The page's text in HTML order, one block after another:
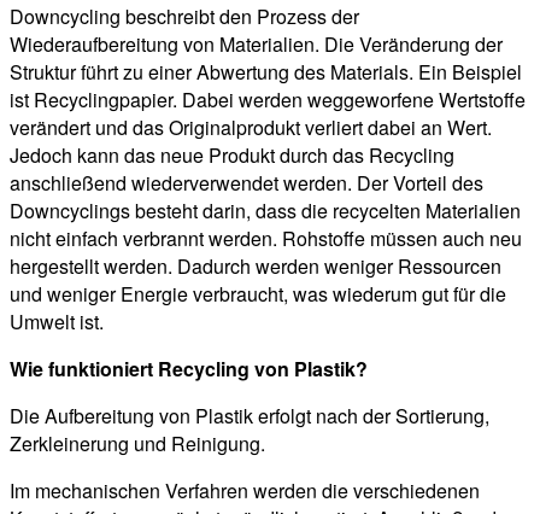
Downcycling beschreibt den Prozess der
Wiederaufbereitung von Materialien. Die Veränderung der
Struktur führt zu einer Abwertung des Materials. Ein Beispiel
ist Recyclingpapier. Dabei werden weggeworfene Wertstoffe
verändert und das Originalprodukt verliert dabei an Wert.
Jedoch kann das neue Produkt durch das Recycling
anschließend wiederverwendet werden. Der Vorteil des
Downcyclings besteht darin, dass die recycelten Materialien
nicht einfach verbrannt werden. Rohstoffe müssen auch neu
hergestellt werden. Dadurch werden weniger Ressourcen
und weniger Energie verbraucht, was wiederum gut für die
Umwelt ist.
Wie funktioniert Recycling von Plastik?
Die Aufbereitung von Plastik erfolgt nach der Sortierung,
Zerkleinerung und Reinigung.
Im mechanischen Verfahren werden die verschiedenen